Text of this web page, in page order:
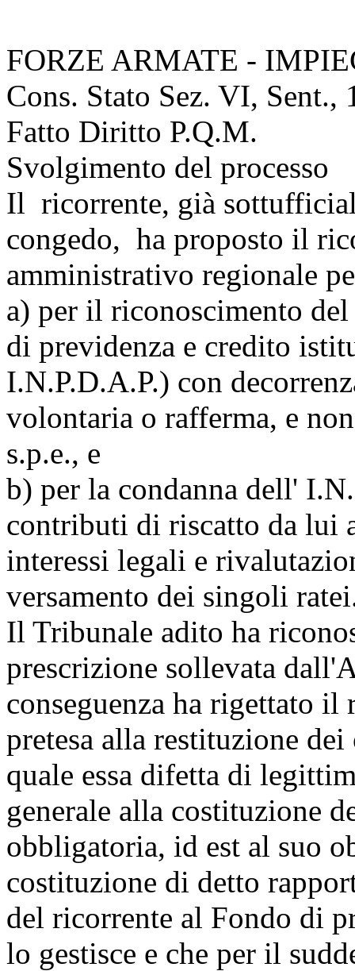
FORZE ARMATE -
Cons. Stato Sez. VI, Sent.,
Fatto Diritto P.Q.M.
Svolgimento del processo
Il ricorrente, già
congedo, ha proposto il
amministrativo regionale
a) per il riconoscimento
di previdenza e credito
I.N.P.D.A.P.) con
volontaria o rafferma, e
s.p.e., e
b) per la condanna dell'
contributi di riscatto da lui
interessi legali e
versamento dei singoli
Il Tribunale adito ha
prescrizione sollevata
conseguenza ha rigettato
pretesa alla restituzione
quale essa difetta di
generale alla costituzione
obbligatoria, id est al suo
costituzione di detto
del ricorrente al Fondo di
lo gestisce e che per il